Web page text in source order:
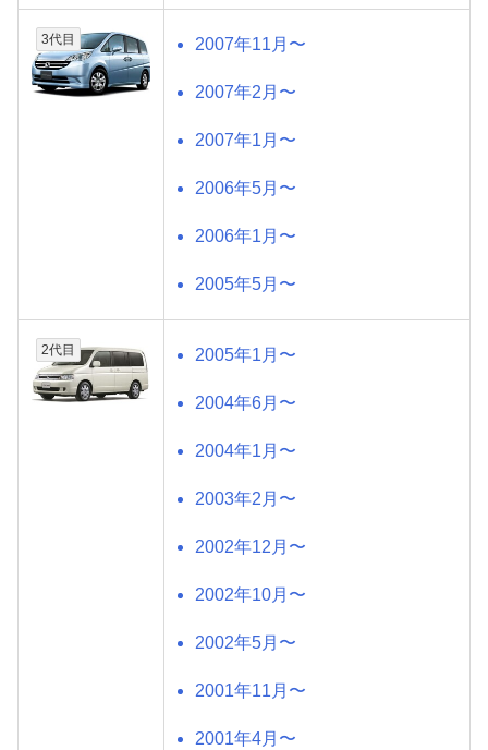
3代目 2007年11月〜
2007年2月〜
2007年1月〜
2006年5月〜
2006年1月〜
2005年5月〜
2代目 2005年1月〜
2004年6月〜
2004年1月〜
2003年2月〜
2002年12月〜
2002年10月〜
2002年5月〜
2001年11月〜
2001年4月〜